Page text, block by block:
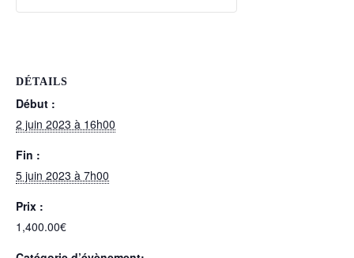
DÉTAILS
Début :
2 juin 2023 à 16h00
Fin :
5 juin 2023 à 7h00
Prix :
1,400.00€